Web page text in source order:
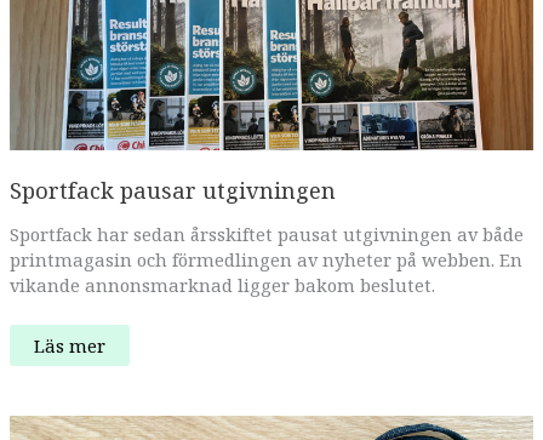
Sportfack pausar utgivningen
Sportfack har sedan årsskiftet pausat utgivningen av både
printmagasin och förmedlingen av nyheter på webben. En
vikande annonsmarknad ligger bakom beslutet.
Sportfack
pausar
Läs mer